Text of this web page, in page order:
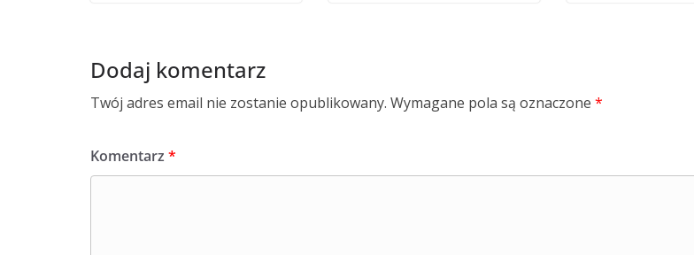
Dodaj komentarz
Twój adres email nie zostanie opublikowany. Wymagane pola są oznaczone *
Komentarz *